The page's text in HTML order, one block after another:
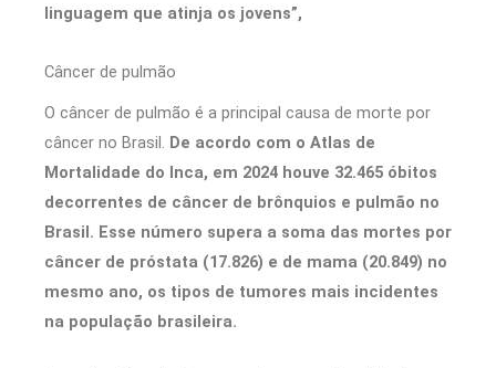
linguagem que atinja os jovens”,
Câncer de pulmão
O câncer de pulmão é a principal causa de morte por
câncer no Brasil. De acordo com o Atlas de
Mortalidade do Inca, em 2024 houve 32.465 óbitos
decorrentes de câncer de brônquios e pulmão no
Brasil. Esse número supera a soma das mortes por
câncer de próstata (17.826) e de mama (20.849) no
mesmo ano, os tipos de tumores mais incidentes
na população brasileira.